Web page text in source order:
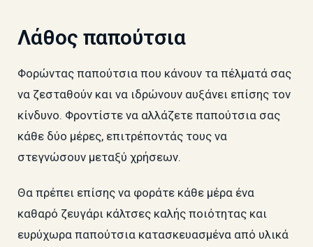
Λάθος παπούτσια
Φορώντας παπούτσια που κάνουν τα πέλματά σας
να ζεσταθούν και να ιδρώνουν αυξάνει επίσης τον
κίνδυνο. Φροντίστε να αλλάζετε παπούτσια σας
κάθε δύο μέρες, επιτρέποντάς τους να
στεγνώσουν μεταξύ χρήσεων.
Θα πρέπει επίσης να φοράτε κάθε μέρα ένα
καθαρό ​ζευγάρι κάλτσες καλής ποιότητας και
ευρύχωρα παπούτσια κατασκευασμένα από υλικά